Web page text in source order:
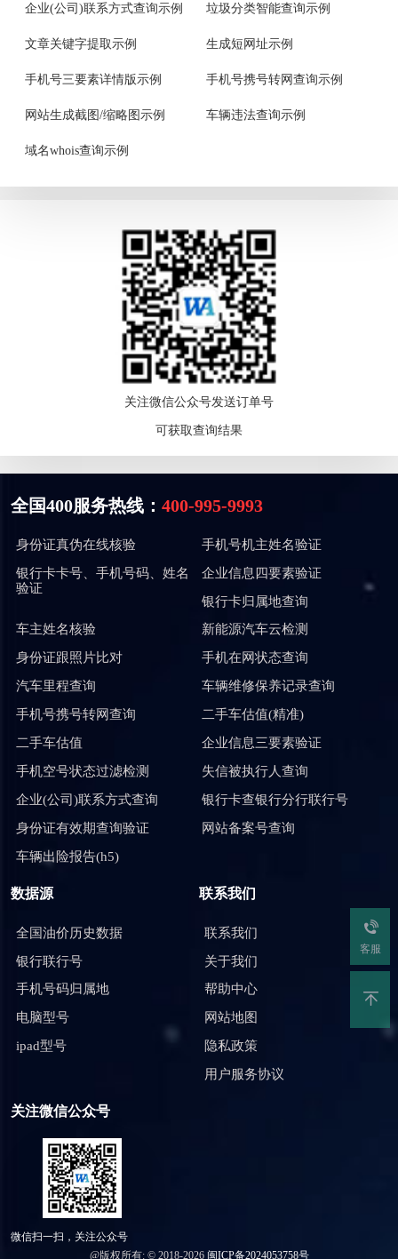
企业(公司)联系方式查询示例 垃圾分类智能查询示例
文章关键字提取示例 生成短网址示例
手机号三要素详情版示例 手机号携号转网查询示例
网站生成截图/缩略图示例 车辆违法查询示例
域名whois查询示例
关注微信公众号发送订单号
可获取查询结果
全国400服务热线： 400-995-9993
身份证真伪在线核验
手机号机主姓名验证
银行卡卡号、手机号码、姓名
验证
企业信息四要素验证
银行卡归属地查询
车主姓名核验
新能源汽车云检测
身份证跟照片比对
手机在网状态查询
汽车里程查询
车辆维修保养记录查询
手机号携号转网查询
二手车估值(精准)
二手车估值
企业信息三要素验证
手机空号状态过滤检测
失信被执行人查询
企业(公司)联系方式查询
银行卡查银行分行联行号
身份证有效期查询验证
网站备案号查询
车辆出险报告(h5)
数据源
全国油价历史数据
银行联行号
手机号码归属地
电脑型号
ipad型号
联系我们
联系我们
关于我们
帮助中心
网站地图
隐私政策
用户服务协议
关注微信公众号
微信扫一扫，关注公众号
@版权所有: © 2018-2026 闽ICP备2024053758号
客服